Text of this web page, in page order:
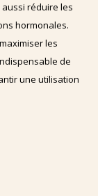
réduire les
hormonales.
les
de
une utilisation